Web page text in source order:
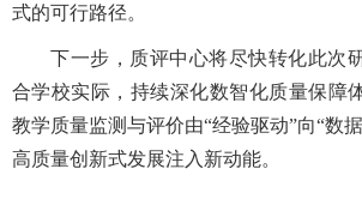
式的可行路径。
下一步，质评中心将尽快转化此次
合学校实际，持续深化数智化质量保障
教学质量监测与评价由“经验驱动”向“数
高质量创新式发展注入新动能。